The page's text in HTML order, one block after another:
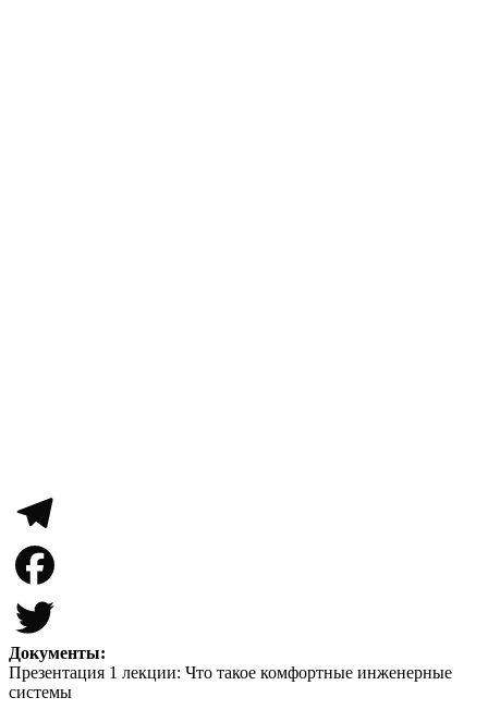
Telegram
Facebook
Twitter
Документы:
Презентация 1 лекции: Что такое комфортные инженерные
системы